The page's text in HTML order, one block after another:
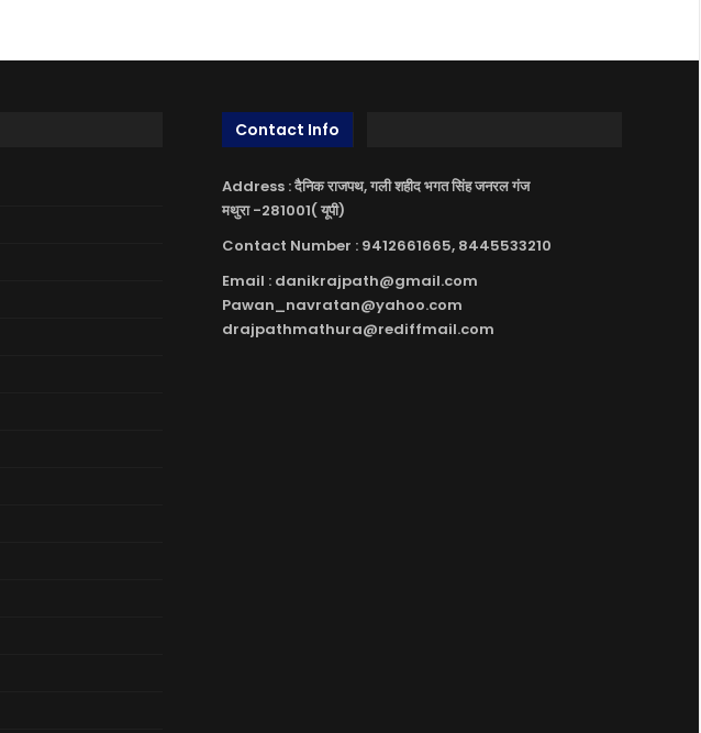
Contact Info
Address : दैनिक राजपथ, गली शहीद भगत सिंह जनरल गंज
मथुरा -281001( यूपी)
Contact Number : 9412661665, 8445533210
Email : danikrajpath@gmail.com
Pawan_navratan@yahoo.com
drajpathmathura@rediffmail.com